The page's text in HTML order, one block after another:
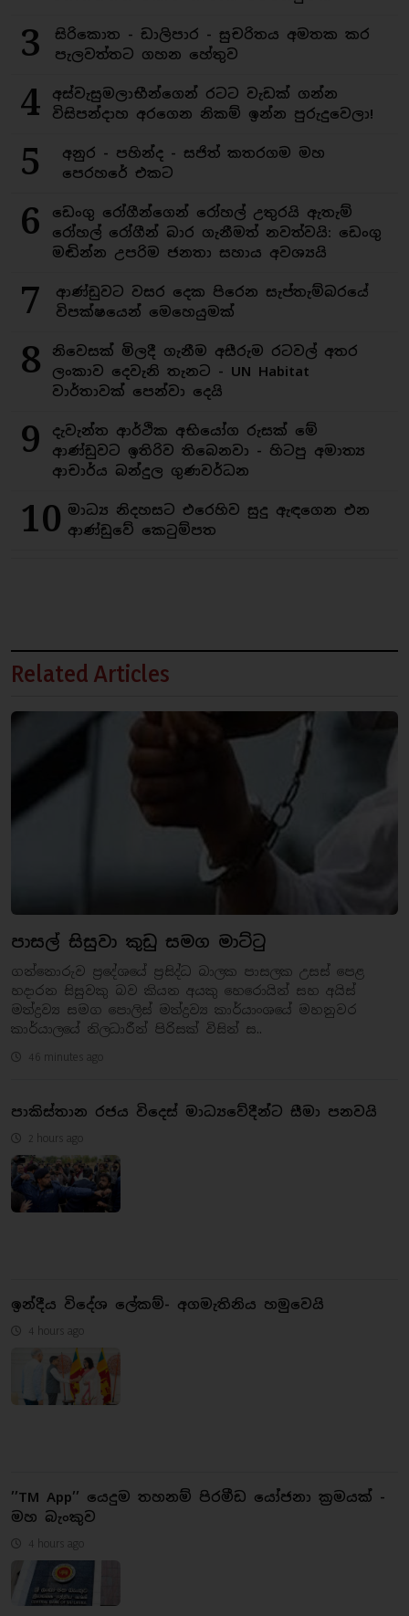
3
සිරිකොත - ඩාලිපාර - සුචරිතය අමතක කර
පැලවත්තට ගහන හේතුව
4
අස්වැසුමලාභීන්ගෙන් රටට වැඩක් ගන්න
විසිපන්දාහ අරගෙන නිකම් ඉන්න පුරුදුවෙලා!
5
අනුර - පහින්ද - සජිත් කතරගම මහ
පෙරහරේ එකට
6
ඩෙංගු රෝගීන්ගෙන් රෝහල් උතුරයි ඇතැම්
රෝහල් රෝගීන් බාර ගැනීමත් නවත්වයි: ඩෙංගු
මඬින්න උපරිම ජනතා සහාය අවශ්‍යයි
7
ආණ්ඩුවට වසර දෙක පිරෙන සැප්තැම්බරයේ
විපක්ෂයෙන් මෙහෙයුමක්
8
නිවෙසක් මිලදී ගැනීම අසීරුම රටවල් අතර
ලංකාව දෙවැනි තැනට - UN Habitat
වාර්තාවක් පෙන්වා දෙයි
9
දැවැන්ත ආර්ථික අභියෝග රුසක් මේ
ආණ්ඩුවට ඉතිරිව තිබෙනවා - හිටපු අමාත්‍ය
ආචාර්ය බන්දුල ගුණවර්ධන
10 මාධ්‍ය නිදහසට එරෙහිව සුදු ඇඳගෙන එන
ආණ්ඩුවේ කෙටුම්පත
Related Articles
පාසල් සිසුවා කුඩු සමග මාට්ටු
ගන්නොරුව ප්‍රදේශයේ ප්‍රසිද්ධ බාලක පාසලක උසස් පෙළ
හදාරන සිසුවකු බව කියන අයකු හෙරොයින් සහ අයිස්
මත්ද්‍රව්‍ය සමග පොලිස් මත්ද්‍රව්‍ය කාර්යාංශයේ මහනුවර
කාර්යාලයේ නිලධාරීන් පිරිසක් විසින් ස..
46 minutes ago
පාකිස්තාන රජය විදෙස් මාධ්‍යවේදීන්ට සීමා පනවයි
2 hours ago
ඉන්දීය විදේශ ලේකම්- අගමැතිනිය හමුවෙයි
4 hours ago
’’TM App’’ යෙදුම තහනම් පිරමීඩ යෝජනා ක්‍රමයක් -
මහ බැංකුව
4 hours ago